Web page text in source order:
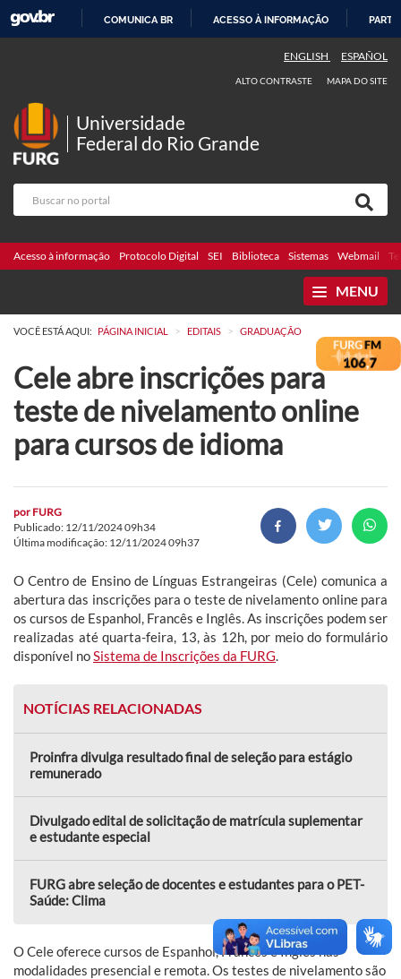
COMUNICA BR ACESSO À INFORMAÇÃO
ENGLISH ESPAÑOL
ALTO CONTRASTE MAPA DO SITE
Universidade
Federal do Rio Grande
Acesso à informação Protocolo Digital SEI Biblioteca Sistemas Webmail
MENU
VOCÊ ESTÁ AQUI: PÁGINA INICIAL > EDITAIS > GRADUAÇÃO
Cele abre inscrições para
teste de nivelamento online
para cursos de idioma
por FURG
Publicado: 12/11/2024 09h34
Última modificação: 12/11/2024 09h37
O Centro de Ensino de Línguas Estrangeiras (Cele) comunica a
abertura das inscrições para o teste de nivelamento online para
os cursos de Espanhol, Francês e Inglês. As inscrições podem ser
realizadas até quarta-feira, 13, às 12h, por meio do formulário
disponível no Sistema de Inscrições da FURG
NOTÍCIAS RELACIONADAS
Proinfra divulga resultado final de seleção para estágio
remunerado
Divulgado edital de solicitação de matrícula suplementar
e estudante especial
FURG abre seleção de docentes e estudantes para o PET-
Saúde: Clima
O Cele oferece cursos de Espanhol, Francês e Inglês nas
modalidades presencial e remota. Os testes de nivelamento são